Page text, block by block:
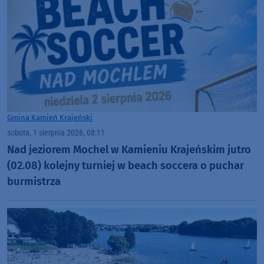
Gmina Kamień Krajeński
sobota, 1 sierpnia 2026, 08:11
Nad jeziorem Mochel w Kamieniu Krajeńskim jutro
(02.08) kolejny turniej w beach soccera o puchar
burmistrza